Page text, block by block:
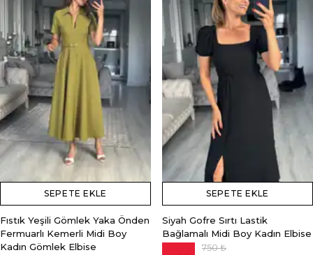
SEPETE EKLE
Fıstık Yeşili Gömlek Yaka Önden
Fermuarlı Kemerli Midi Boy
Kadın Gömlek Elbise
SEPETE EKLE
Siyah Gofre Sırtı Lastik
Bağlamalı Midi Boy Kadın Elbise
750 ₺